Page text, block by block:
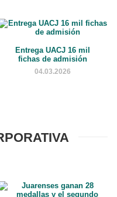
Entrega UACJ 16 mil
fichas de admisión
04.03.2026